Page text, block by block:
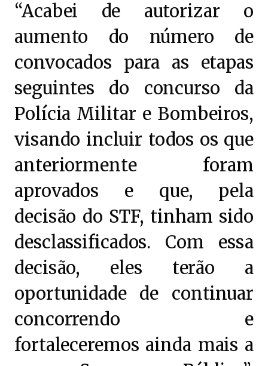
“Acabei de autorizar o
aumento do número de
convocados para as etapas
seguintes do concurso da
Polícia Militar e Bombeiros,
visando incluir todos os que
anteriormente foram
aprovados e que, pela
decisão do STF, tinham sido
desclassificados. Com essa
decisão, eles terão a
oportunidade de continuar
concorrendo e
fortaleceremos ainda mais a